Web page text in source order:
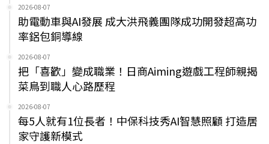
2026-08-07
助電動車與AI發展 成大洪飛義團隊成功開發超高功
率鋁包銅導線
2026-08-07
把「喜歡」變成職業！日商Aiming遊戲工程師親揭
菜鳥到職人心路歷程
2026-08-07
每5人就有1位長者！中保科技秀AI智慧照顧 打造居
家守護新模式